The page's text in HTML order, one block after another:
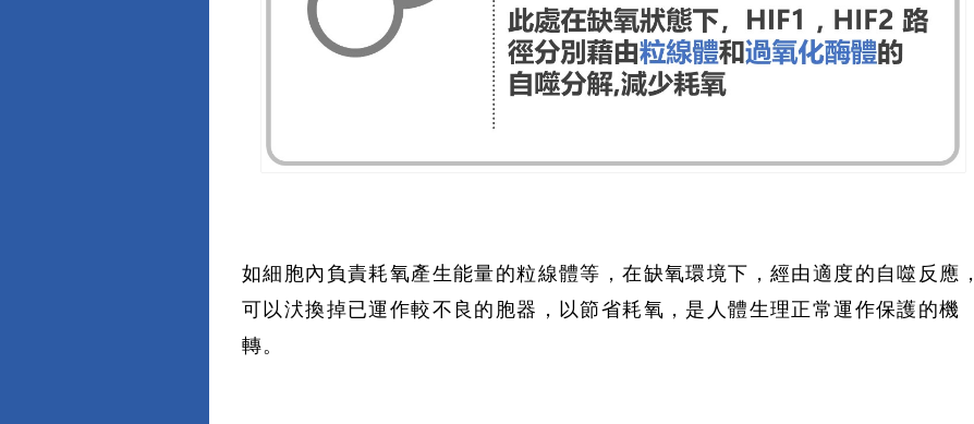
如細胞內負責耗氧產生能量的粒線體等，在缺氧環境下，經由適度的自噬反應，
可以汱換掉已運作較不良的胞器，以節省耗氧，是人體生理正常運作保護的機
轉。